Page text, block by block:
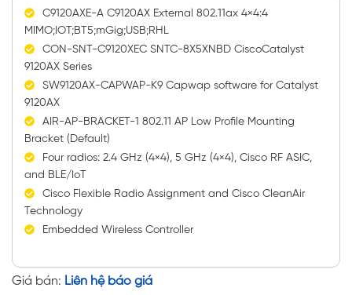
C9120AXE-A C9120AX External 802.11ax 4×4:4
MIMO;IOT;BT5;mGig;USB;RHL
CON-SNT-C9120XEC SNTC-8X5XNBD CiscoCatalyst
9120AX Series
SW9120AX-CAPWAP-K9 Capwap software for Catalyst
9120AX
AIR-AP-BRACKET-1 802.11 AP Low Profile Mounting
Bracket (Default)
Four radios: 2.4 GHz (4×4), 5 GHz (4×4), Cisco RF ASIC,
and BLE/IoT
Cisco Flexible Radio Assignment and Cisco CleanAir
Technology
Embedded Wireless Controller
Giá bán: Liên hệ báo giá